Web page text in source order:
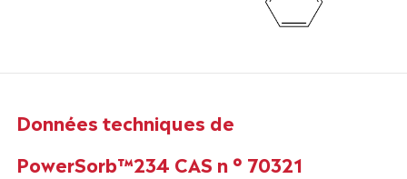
Données techniques de
PowerSorb™234 CAS n ° 70321